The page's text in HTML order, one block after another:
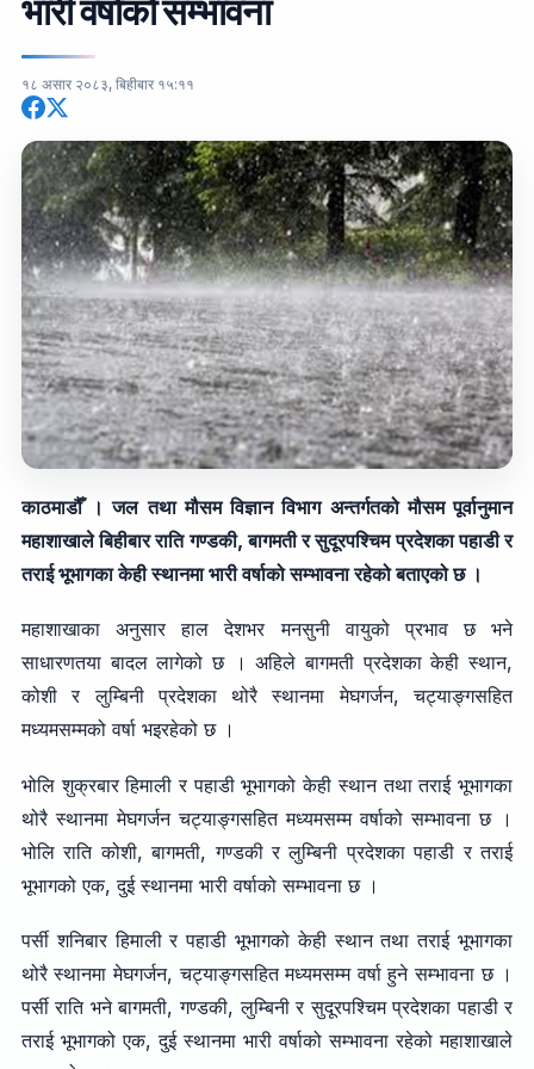
भारी वर्षाको सम्भावना
१८ असार २०८३, बिहीबार १५:११
काठमाडौँ । जल तथा मौसम विज्ञान विभाग अन्तर्गतको मौसम पूर्वानुमान
महाशाखाले बिहीबार राति गण्डकी, बागमती र सुदूरपश्चिम प्रदेशका पहाडी र
तराई भूभागका केही स्थानमा भारी वर्षाको सम्भावना रहेको बताएको छ ।
महाशाखाका अनुसार हाल देशभर मनसुनी वायुको प्रभाव छ भने
साधारणतया बादल लागेको छ । अहिले बागमती प्रदेशका केही स्थान,
कोशी र लुम्बिनी प्रदेशका थोरै स्थानमा मेघगर्जन, चट्याङ्गसहित
मध्यमसम्मको वर्षा भइरहेको छ ।
भोलि शुक्रबार हिमाली र पहाडी भूभागको केही स्थान तथा तराई भूभागका
थोरै स्थानमा मेघगर्जन चट्याङ्गसहित मध्यमसम्म वर्षाको सम्भावना छ ।
भोलि राति कोशी, बागमती, गण्डकी र लुम्बिनी प्रदेशका पहाडी र तराई
भूभागको एक, दुई स्थानमा भारी वर्षाको सम्भावना छ ।
पर्सी शनिबार हिमाली र पहाडी भूभागको केही स्थान तथा तराई भूभागका
थोरै स्थानमा मेघगर्जन, चट्याङ्गसहित मध्यमसम्म वर्षा हुने सम्भावना छ ।
पर्सी राति भने बागमती, गण्डकी, लुम्बिनी र सुदूरपश्चिम प्रदेशका पहाडी र
तराई भूभागको एक, दुई स्थानमा भारी वर्षाको सम्भावना रहेको महाशाखाले